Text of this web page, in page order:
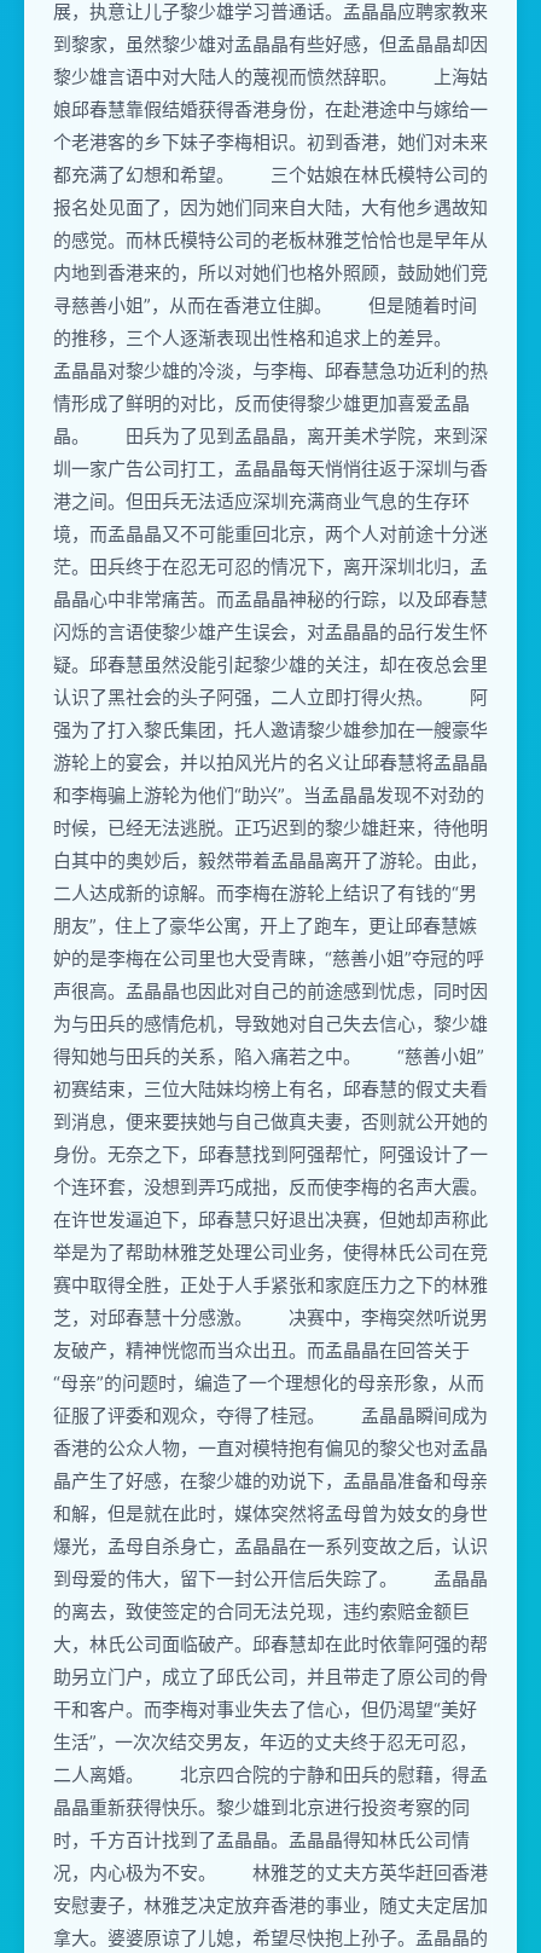
展，执意让儿子黎少雄学习普通话。孟晶晶应聘家教来
到黎家，虽然黎少雄对孟晶晶有些好感，但孟晶晶却因
黎少雄言语中对大陆人的蔑视而愤然辞职。 上海姑
娘邱春慧靠假结婚获得香港身份，在赴港途中与嫁给一
个老港客的乡下妹子李梅相识。初到香港，她们对未来
都充满了幻想和希望。 三个姑娘在林氏模特公司的
报名处见面了，因为她们同来自大陆，大有他乡遇故知
的感觉。而林氏模特公司的老板林雅芝恰恰也是早年从
内地到香港来的，所以对她们也格外照顾，鼓励她们竞
寻慈善小姐”，从而在香港立住脚。 但是随着时间
的推移，三个人逐渐表现出性格和追求上的差异。
孟晶晶对黎少雄的冷淡，与李梅、邱春慧急功近利的热
情形成了鲜明的对比，反而使得黎少雄更加喜爱孟晶
晶。 田兵为了见到孟晶晶，离开美术学院，来到深
圳一家广告公司打工，孟晶晶每天悄悄往返于深圳与香
港之间。但田兵无法适应深圳充满商业气息的生存环
境，而孟晶晶又不可能重回北京，两个人对前途十分迷
茫。田兵终于在忍无可忍的情况下，离开深圳北归，孟
晶晶心中非常痛苦。而孟晶晶神秘的行踪，以及邱春慧
闪烁的言语使黎少雄产生误会，对孟晶晶的品行发生怀
疑。邱春慧虽然没能引起黎少雄的关注，却在夜总会里
认识了黑社会的头子阿强，二人立即打得火热。 阿
强为了打入黎氏集团，托人邀请黎少雄参加在一艘豪华
游轮上的宴会，并以拍风光片的名义让邱春慧将孟晶晶
和李梅骗上游轮为他们“助兴”。当孟晶晶发现不对劲的
时候，已经无法逃脱。正巧迟到的黎少雄赶来，待他明
白其中的奥妙后，毅然带着孟晶晶离开了游轮。由此，
二人达成新的谅解。而李梅在游轮上结识了有钱的“男
朋友”，住上了豪华公寓，开上了跑车，更让邱春慧嫉
妒的是李梅在公司里也大受青睐，“慈善小姐”夺冠的呼
声很高。孟晶晶也因此对自己的前途感到忧虑，同时因
为与田兵的感情危机，导致她对自己失去信心，黎少雄
得知她与田兵的关系，陷入痛若之中。 “慈善小姐”
初赛结束，三位大陆妹均榜上有名，邱春慧的假丈夫看
到消息，便来要挟她与自己做真夫妻，否则就公开她的
身份。无奈之下，邱春慧找到阿强帮忙，阿强设计了一
个连环套，没想到弄巧成拙，反而使李梅的名声大震。
在许世发逼迫下，邱春慧只好退出决赛，但她却声称此
举是为了帮助林雅芝处理公司业务，使得林氏公司在竞
赛中取得全胜，正处于人手紧张和家庭压力之下的林雅
芝，对邱春慧十分感激。 决赛中，李梅突然听说男
友破产，精神恍惚而当众出丑。而孟晶晶在回答关于
“母亲”的问题时，编造了一个理想化的母亲形象，从而
征服了评委和观众，夺得了桂冠。 孟晶晶瞬间成为
香港的公众人物，一直对模特抱有偏见的黎父也对孟晶
晶产生了好感，在黎少雄的劝说下，孟晶晶准备和母亲
和解，但是就在此时，媒体突然将孟母曾为妓女的身世
爆光，孟母自杀身亡，孟晶晶在一系列变故之后，认识
到母爱的伟大，留下一封公开信后失踪了。 孟晶晶
的离去，致使签定的合同无法兑现，违约索赔金额巨
大，林氏公司面临破产。邱春慧却在此时依靠阿强的帮
助另立门户，成立了邱氏公司，并且带走了原公司的骨
干和客户。而李梅对事业失去了信心，但仍渴望“美好
生活”，一次次结交男友，年迈的丈夫终于忍无可忍，
二人离婚。 北京四合院的宁静和田兵的慰藉，得孟
晶晶重新获得快乐。黎少雄到北京进行投资考察的同
时，千方百计找到了孟晶晶。孟晶晶得知林氏公司情
况，内心极为不安。 林雅芝的丈夫方英华赶回香港
安慰妻子，林雅芝决定放弃香港的事业，随丈夫定居加
拿大。婆婆原谅了儿媳，希望尽快抱上孙子。孟晶晶的